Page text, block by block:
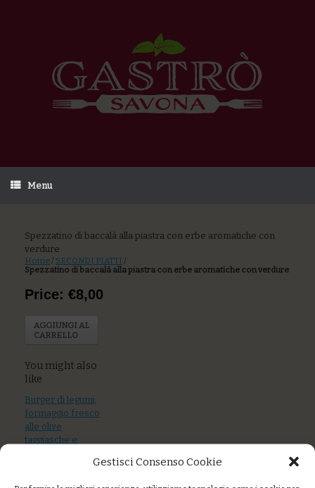
Gestisci Consenso Cookie
Menu
Spezzatino di baccalà alla piastra con erbe aromatiche con
verdure
Home / SECONDI PIATTI /
Spezzatino di baccalà alla piastra con erbe aromatiche con verdure
Price: €8,00
AGGIUNGI AL
CARRELLO
You might also
like
Burger di legumi,
formaggio fresco
alle olive
taggiasche e